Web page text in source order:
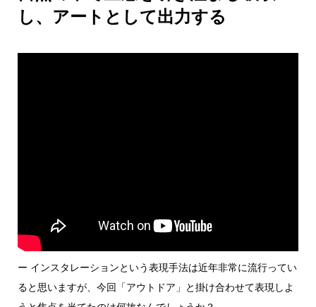
し、アートとして出力する
ー インスタレーションという表現手法は近年非常に流行ってい
ると思いますが、今回「アウトドア」と掛け合わせて表現しよ